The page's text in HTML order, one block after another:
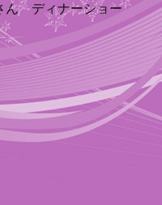
ん ディナーショー